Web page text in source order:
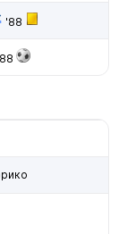
'88